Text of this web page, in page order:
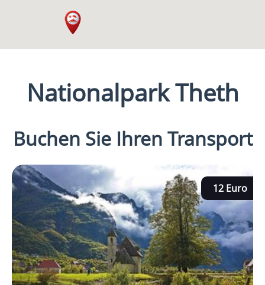
Nationalpark Theth
Buchen Sie Ihren Transport
12 Euro